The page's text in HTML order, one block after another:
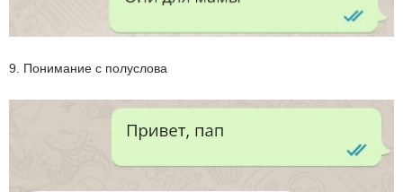
9. Понимание с полуслова